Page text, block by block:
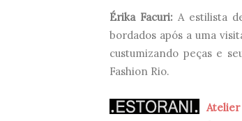
Érika Facuri:A estilista
bordados após a uma
custumizando peças e
Fashion Rio.